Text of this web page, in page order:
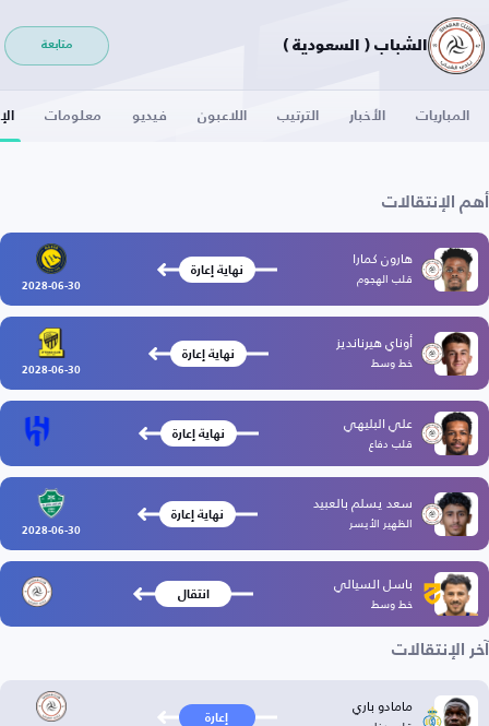
الشباب ( السعودية ) متابعة
المباريات الأخبار الترتيب اللاعبون فيديو معلومات
أهم الإنتقالات
هارون كمارا
قلب الهجوم نهاية إعارة
2028-06-30
أوناي هيرنانديز
خط وسط نهاية إعارة
2028-06-30
علي البليهي
قلب دفاع نهاية إعارة
سعد يسلم بالعبيد
الظهير الأيسر نهاية إعارة
2028-06-30
باسل السيالي
خط وسط انتقال
آخر الإنتقالات
مامادو باري إعارة